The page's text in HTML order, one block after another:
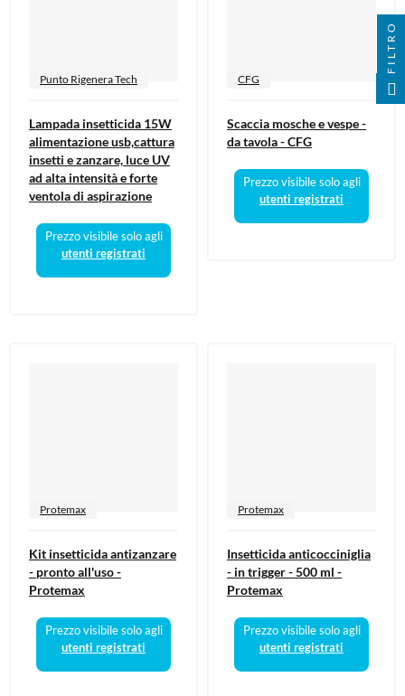
Punto Rigenera Tech
Lampada insetticida 15W
alimentazione usb,cattura
insetti e zanzare, luce UV
ad alta intensità e forte
ventola di aspirazione
Prezzo visibile solo agli
utenti registrati
CFG
Scaccia mosche e vespe -
da tavola - CFG
Prezzo visibile solo agli
utenti registrati
Protemax
Kit insetticida antizanzare
- pronto all'uso -
Protemax
Prezzo visibile solo agli
utenti registrati
Protemax
Insetticida anticocciniglia
- in trigger - 500 ml -
Protemax
Prezzo visibile solo agli
utenti registrati
FILTRO